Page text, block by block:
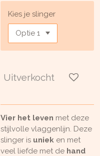
Kies je slinger
Uitverkocht
Vier het leven met deze
stijlvolle vlaggenlijn. Deze
slinger is uniek en met
veel liefde met de hand